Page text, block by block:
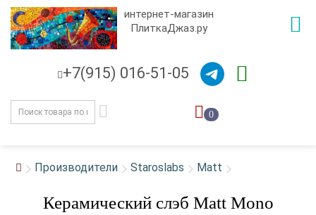
интернет-магазин
ПлиткаДжаз.ру
+7(915) 016-51-05
0
Производители Staroslabs Matt
Керамический слэб Matt Mono